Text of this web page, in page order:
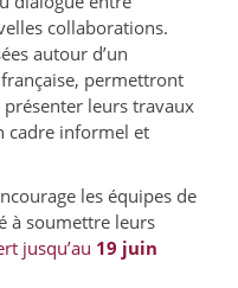
collaborations.
autour d’un
permettront
présenter leurs travaux
cadre informel et
les équipes de
à soumettre leurs
jusqu’au 19 juin